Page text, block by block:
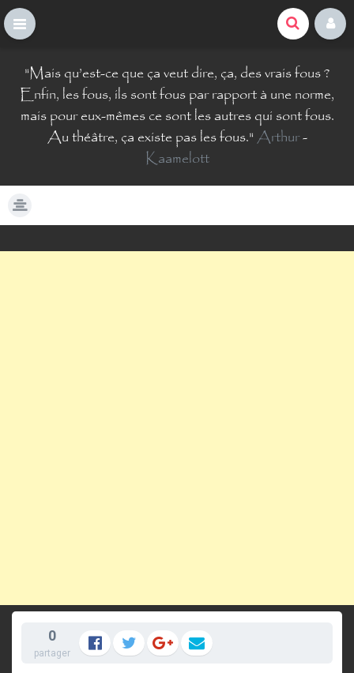
n
t
"Mais qu’est-ce que ça veut dire, ça, des vrais fous ?
Enfin, les fous, ils sont fous par rapport à une norme,
mais pour eux-mêmes ce sont les autres qui sont fous.
Au théâtre, ça existe pas les fous."Arthur-
Kaamelott
0
partager